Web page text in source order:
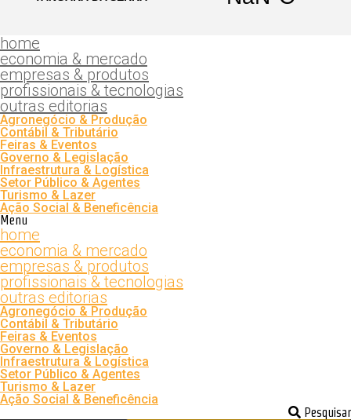
home
economia & mercado
empresas & produtos
profissionais & tecnologias
outras editorias
Agronegócio & Produção
Contábil & Tributário
Feiras & Eventos
Governo & Legislação
Infraestrutura & Logística
Setor Público & Agentes
Turismo & Lazer
Ação Social & Beneficência
Menu
home
economia & mercado
empresas & produtos
profissionais & tecnologias
outras editorias
Agronegócio & Produção
Contábil & Tributário
Feiras & Eventos
Governo & Legislação
Infraestrutura & Logística
Setor Público & Agentes
Turismo & Lazer
Ação Social & Beneficência
Pesquisar